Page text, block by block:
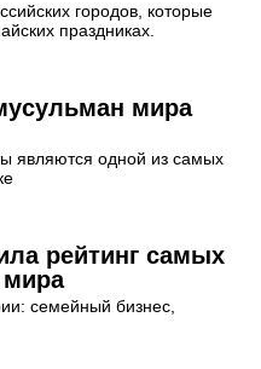
городов, которые
праздниках.
мира
являются одной из самых
рейтинг самых
семейный бизнес,